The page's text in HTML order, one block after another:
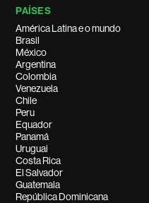
PAÍSES
América Latina e o mundo
Brasil
México
Argentina
Colombia
Venezuela
Chile
Peru
Equador
Panamá
Uruguai
Costa Rica
El Salvador
Guatemala
República Dominicana